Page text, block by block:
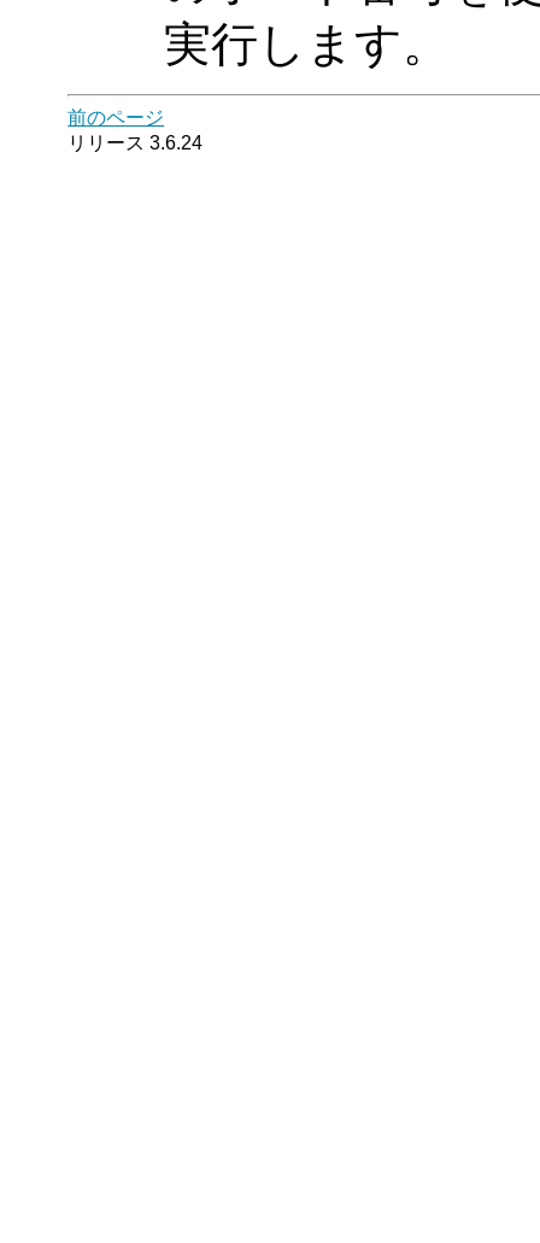
実行します。
前のページ
リリース 3.6.24